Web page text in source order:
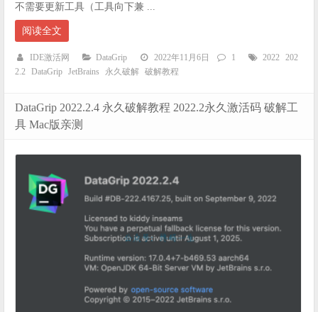
不需要更新工具（工具向下兼 ...
阅读全文
IDE激活网 DataGrip 2022年11月6日 1 2022 202
2.2 DataGrip JetBrains 永久破解 破解教程
DataGrip 2022.2.4 永久破解教程 2022.2永久激活码 破解工
具 Mac版亲测